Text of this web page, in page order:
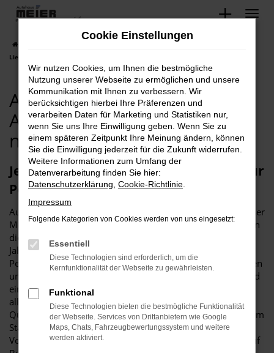
Zum
springen
Audi Petershagen, Audi Angebote mit
Lieferservice nach Petershagen.
Audi Petershagen, Audi
Angebote mit Lieferservice
nach Petershagen.
Jetzt günstig Einsteigen in Ihren Audi für
Petershagen
Audi und Petershagen – das passt einfach zusammen. Dieser
Meinung sind auch wir vom Autohaus Meier und verkaufen
die Fahrzeuge dieses Herstellers bereits seit vielen
Jahrzehnten in der Region. In der Umgebung von
Petershagen kennt man uns bereits seit mehr als 100 Jahren
und bis heute sind wir unserer Tradition treu geblieben und
ein Familienbetrieb. Warum wir auf Audi schwören? Vor
allem, weil dieser Hersteller bis ins kleinste Detail auf
Qualität und eine exzellente Verarbeitung achtet. Wer viel im
Stadtverkehr von Petershagen unterwegs ist, wird diese
Vorteile ebenso hier bemerken wie auf Überlandfahrten auf
Cookie Einstellungen
Wir nutzen Cookies, um Ihnen die bestmögliche
Nutzung unserer Webseite zu ermöglichen und unsere
Kommunikation mit Ihnen zu verbessern. Wir
berücksichtigen hierbei Ihre Präferenzen und
verarbeiten Daten für Marketing und Statistiken nur,
wenn Sie uns Ihre Einwilligung geben. Wenn Sie zu
einem späteren Zeitpunkt Ihre Meinung ändern, können
Sie die Einwilligung jederzeit für die Zukunft widerrufen.
Weitere Informationen zum Umfang der
Datenverarbeitung finden Sie hier:
Datenschutzerklärung Cookie-Richtlinie
Impressum
Folgende Kategorien von Cookies werden von uns eingesetzt:
Essentiell
Diese Technologien sind erforderlich, um die
Kernfunktionalität der Webseite zu gewährleisten.
Funktional
Diese Technologien bieten die bestmögliche Funktionalität
der Webseite. Services von Drittanbietern wie Google
Maps, Chats, Fahrzeugbewertungssystem und weitere
werden aktiviert.